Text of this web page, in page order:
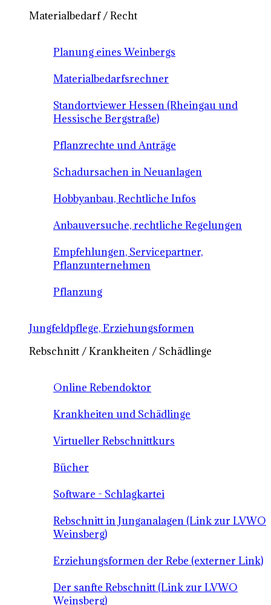
Materialbedarf / Recht
Planung eines Weinbergs
Materialbedarfsrechner
Standortviewer Hessen (Rheingau und
Hessische Bergstraße)
Pflanzrechte und Anträge
Schadursachen in Neuanlagen
Hobbyanbau, Rechtliche Infos
Anbauversuche, rechtliche Regelungen
Empfehlungen, Servicepartner,
Pflanzunternehmen
Pflanzung
Jungfeldpflege, Erziehungsformen
Rebschnitt / Krankheiten / Schädlinge
Online Rebendoktor
Krankheiten und Schädlinge
Virtueller Rebschnittkurs
Bücher
Software - Schlagkartei
Rebschnitt in Junganalagen (Link zur LVWO
Weinsberg)
Erziehungsformen der Rebe (externer Link)
Der sanfte Rebschnitt (Link zur LVWO
Weinsberg)